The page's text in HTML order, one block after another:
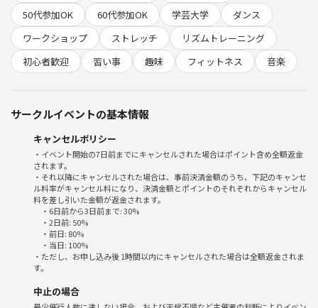
参加費1000円👌✨
(つなげーと手数料別🙏)
簡単なのにカッコ良い、をテーマに
ストレッチ
アイソレーション
リズムトレーニング
振付レクチャー
とガッツリ1時間半レッスンやります😊🎶
事前に希望が有れば希望のジャンルの基礎や振付をレッスンに取り入れ
ることも可能👍✨
6/27(土)11:00〜13:00
場所:東横線学芸大学駅 徒歩12分スタジオ
是非お気軽にご参加下さい😁✨
50代参加OK
60代参加OK 学芸大学
ダンス
ワークショップ
ストレッチ
リズムトレーニング
初心者歓迎
習い事 趣味 フィットネス 音楽
サークルイベントの基本情報
キャンセルポリシー
・イベント開始の7日前までにキャンセルされた場合はポイント含め全額返金
されます。
・それ以降にキャンセルされた場合は、事前決済金額のうち、下記のキャンセ
ル料率がキャンセル料になり、決済金額とポイントのそれぞれからキャンセル
料を差し引いた金額が返金されます。
・6日前から3日前まで: 30%
・2日前: 50%
・前日: 80%
・当日: 100%
・ただし、お申し込み後 1時間以内にキャンセルされた場合は全額返金されま
す。
中止の場合